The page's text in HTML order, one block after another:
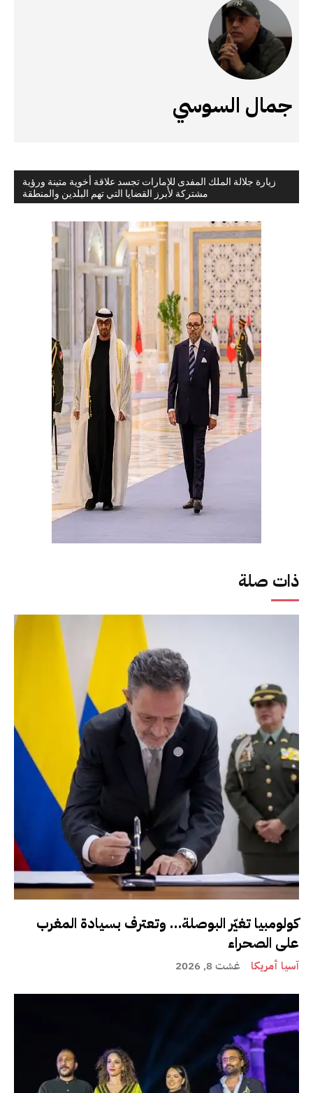
زيارة جلالة الملك المفدى للإمارات تجسد علاقة أخوية متينة ورؤية
مشتركة لأبرز القضايا التي تهم البلدين والمنطقة
ذات صلة
كولومبيا تغيّر البوصلة… وتعترف بسيادة المغرب
على الصحراء
آسيا أمريكا غشت 8, 2026
جمال السوسي